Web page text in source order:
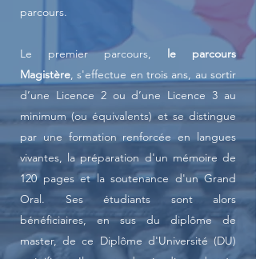
parcours.
Le premier parcours, le parcours
Magistère, s'effectue en trois ans, au sortir
d’une Licence 2 ou d’une Licence 3 au
minimum (ou équivalents) et se distingue
par une formation renforcée en langues
vivantes, la préparation d'un mémoire de
120 pages et la soutenance d'un Grand
Oral. Ses étudiants sont alors
bénéficiaires, en sus du diplôme de
master, de ce Diplôme d'Université (DU)